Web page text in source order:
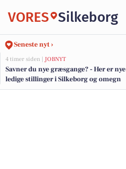
VORES Silkeborg
Seneste nyt ›
4 timer siden | JOBNYT
Savner du nye græsgange? - Her er nye
ledige stillinger i Silkeborg og omegn